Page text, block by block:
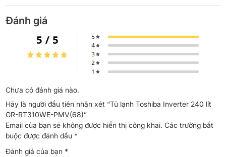
Ngăn mát / Ngăn đá 178 lít / 62 lít
Kiểu tủ
Công nghệ Origin Inverter
Cooling Zone -1°C
Khử mùi / kháng khuẩn
Làm lạnh
Điện năng
Đánh giá
Chưa có đánh giá nào.
Hãy là người đầu tiên nhận xét “Tủ lạnh Toshiba Inverter 240 lít
GR-RT310WE-PMV(68)”
Email của bạn sẽ không được hiển thị công khai. Các trường bắt
buộc được đánh dấu *
Đánh giá của bạn *